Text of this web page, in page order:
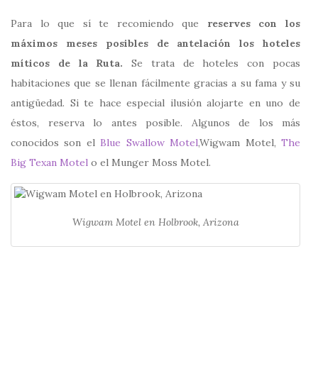
Para lo que sí te recomiendo que reserves con los
máximos meses posibles de antelación los hoteles
míticos de la Ruta.Se trata de hoteles con pocas
habitaciones que se llenan fácilmente gracias a su fama y su
antigüedad. Si te hace especial ilusión alojarte en uno de
éstos, reserva lo antes posible. Algunos de los más
conocidos son el Blue Swallow Motel,Wigwam Motel,The
Big Texan Motel o el Munger Moss Motel.
Wigwam Motel en Holbrook, Arizona